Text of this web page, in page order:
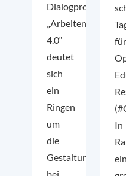
Dialogprozesses
„Arbeiten
4.0“
deutet
sich
ein
Ringen
um
die
Gestaltungsmacht
für
In